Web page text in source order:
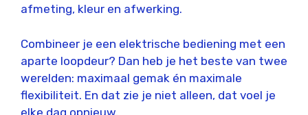
afmeting, kleur en afwerking.
Combineer je een elektrische bediening met een
aparte loopdeur? Dan heb je het beste van twee
werelden: maximaal gemak én maximale
flexibiliteit. En dat zie je niet alleen, dat voel je
elke dag opnieuw.